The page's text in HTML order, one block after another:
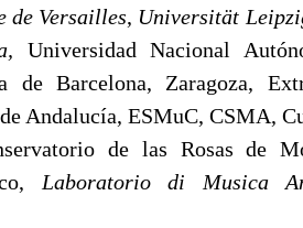
de Versailles, Universität
Universidad Nacional
de Barcelona, Zaragoza,
Andalucía, ESMuC, CSMA,
de las Rosas de
Laboratorio di Musica